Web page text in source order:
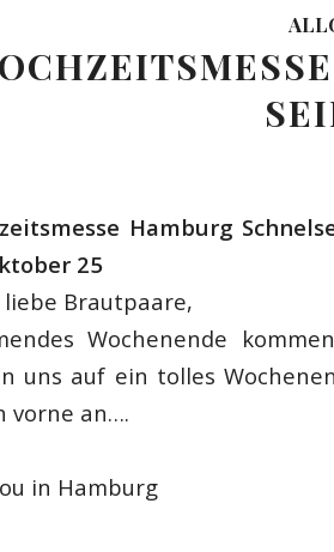
Hamburg
25
liebe Brautpaare,
Wochenende
uns auf ein tolles
vorne an….
in Hamburg